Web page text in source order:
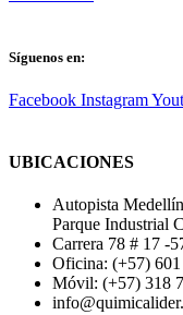
Síguenos en:
Facebook Instagram
UBICACIONES
Autopista
Parque Industrial
Carrera 78 # 17 -
Oficina: (+57)
Móvil: (+57) 318